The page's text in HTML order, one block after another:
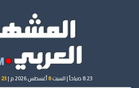
8:23 صباحاً | السبت8أغسطس 2026 م | 23